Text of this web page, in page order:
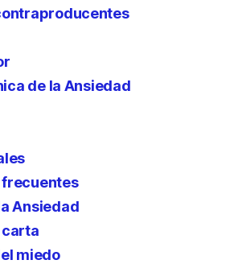
de la Ansiedad
frecuentes
Ansiedad
carta
miedo